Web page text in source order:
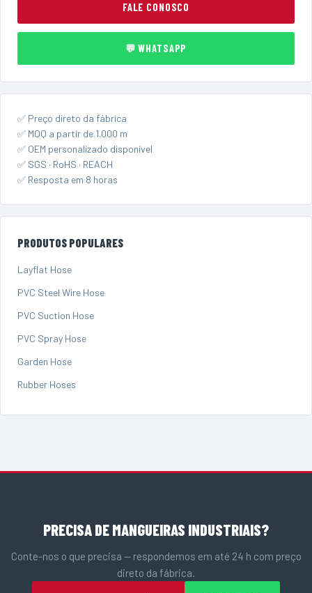
FALE CONOSCO
💬 WHATSAPP
✅ Preço direto da fábrica
✅ MOQ a partir de 1.000 m
✅ OEM personalizado disponível
✅ SGS · RoHS · REACH
✅ Resposta em 8 horas
PRODUTOS POPULARES
Layflat Hose
PVC Steel Wire Hose
PVC Suction Hose
PVC Spray Hose
Garden Hose
Rubber Hoses
PRECISA DE MANGUEIRAS INDUSTRIAIS?
Conte-nos o que precisa — respondemos em até 24 h com preço
direto da fábrica.